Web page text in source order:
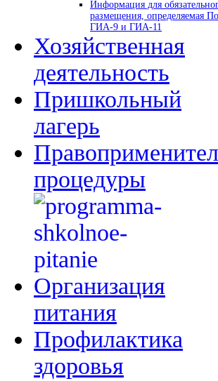
Информация для
размещения, определяемая
ГИА-9 и ГИА-11
Хозяйственная
деятельность
Пришкольный
лагерь
процедуры
Организация
питания
Профилактика
здоровья